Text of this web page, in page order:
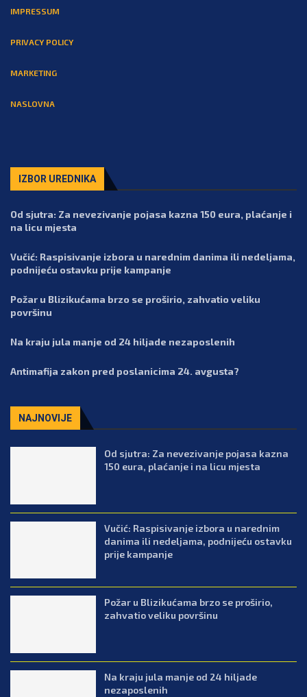
IMPRESSUM
PRIVACY POLICY
MARKETING
NASLOVNA
IZBOR UREDNIKA
Od sjutra: Za nevezivanje pojasa kazna 150 eura, plaćanje i
na licu mjesta
Vučić: Raspisivanje izbora u narednim danima ili nedeljama,
podnijeću ostavku prije kampanje
Požar u Blizikućama brzo se proširio, zahvatio veliku
površinu
Na kraju jula manje od 24 hiljade nezaposlenih
Antimafija zakon pred poslanicima 24. avgusta?
NAJNOVIJE
Od sjutra: Za nevezivanje pojasa kazna
150 eura, plaćanje i na licu mjesta
Vučić: Raspisivanje izbora u narednim
danima ili nedeljama, podnijeću ostavku
prije kampanje
Požar u Blizikućama brzo se proširio,
zahvatio veliku površinu
Na kraju jula manje od 24 hiljade
nezaposlenih